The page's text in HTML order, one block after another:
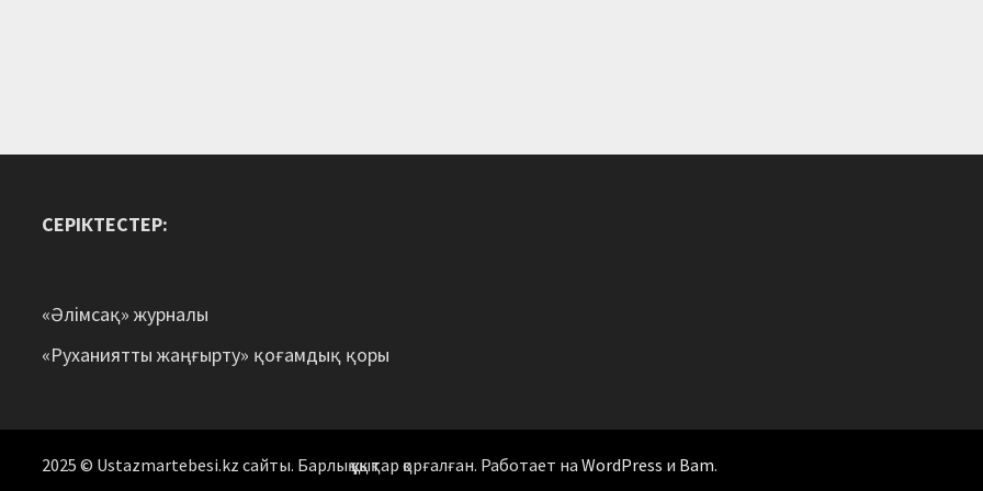
СЕРІКТЕСТЕР:
«Әлімсақ» журналы
«Руханиятты жаңғырту» қоғамдық қоры
2025 © Ustazmartebesi.kz сайты. Барлық құқықтар қорғалған. Работает наWordPress и Bam.